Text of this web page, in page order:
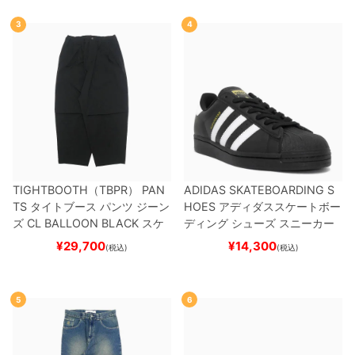
3
TIGHTBOOTH（TBPR） PAN
TS タイトブース パンツ ジーン
ズ CL BALLOON BLACK スケ
ートボード スケボー
¥29,700(税込)
4
ADIDAS SKATEBOARDING S
HOES アディダススケートボー
ディング シューズ スニーカー
スーパースターSUPERSTAR A
BLACK/WHITE/WHITE
ー
¥14,300(税込)
5 6